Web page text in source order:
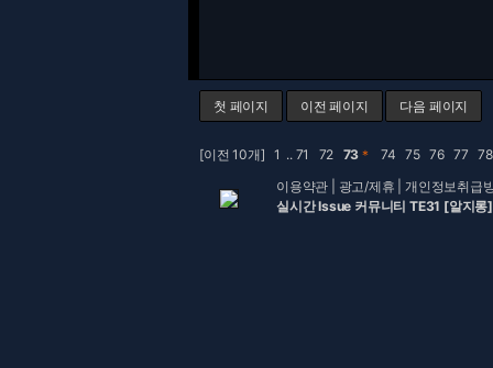
첫 페이지 이전 페이지 다음 페이지
[이전 10개] 1 ..71 72 73 ＊ 74 75 76 77
이용약관
광고/제휴 |개인정보취급
실시간 Issue 커뮤니티 TE31 [알지